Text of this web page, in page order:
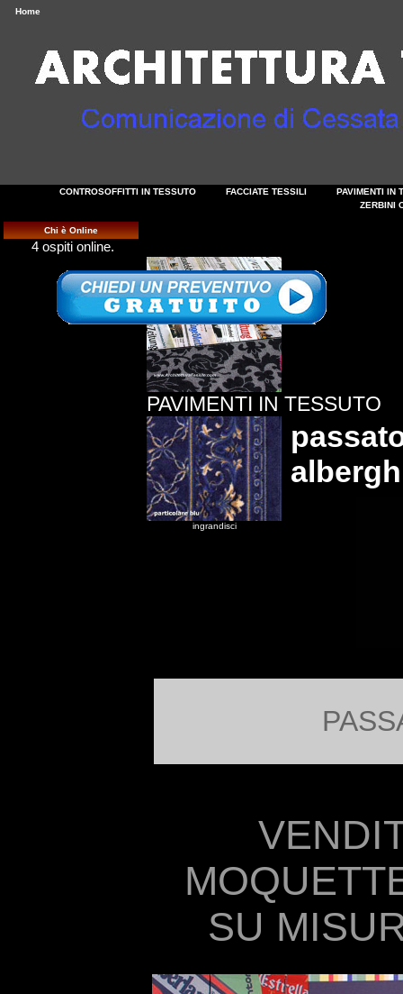
Home
CONTROSOFFITTI IN TESSUTO FACCIATE TESSILI
PAVIMENTI IN
ZERBINI
Chi è Online
4 ospiti online.
PAVIMENTI IN TESSUTO
ingrandisci
SU